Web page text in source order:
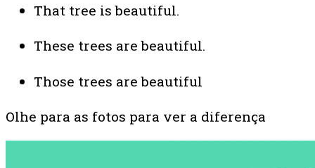
That tree is beautiful.
These trees are beautiful.
Those trees are beautiful
Olhe para as fotos para ver a diferença